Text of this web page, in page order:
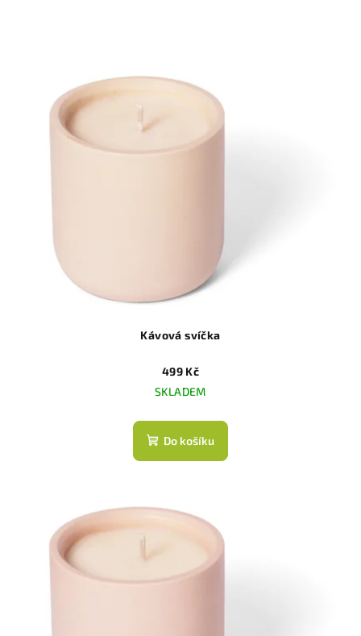
Kávová svíčka
499 Kč
SKLADEM
Do košíku